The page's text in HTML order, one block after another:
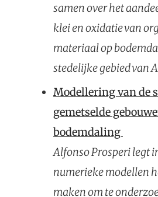
samen over het
klei en oxidatie van
materiaal op
stedelijke gebied van
Modellering van de
gemetselde
bodemdaling
Alfonso Prosperi legt
numerieke modellen
maken om te